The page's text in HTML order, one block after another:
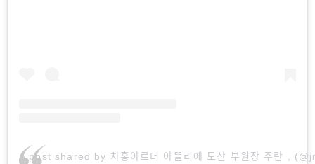
A post shared by 차홍아르더 아뜰리에 도산 부원장 주란 ,